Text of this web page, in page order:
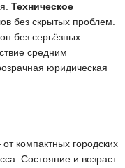
Техническое
без скрытых проблем.
без серьёзных
средним
юридическая
компактных городских
Состояние и возраст